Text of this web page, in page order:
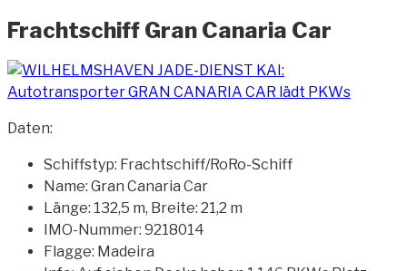
Frachtschiff Gran Canaria Car
Daten:
Schiffstyp: Frachtschiff/RoRo-Schiff
Name: Gran Canaria Car
Länge: 132,5 m, Breite: 21,2 m
IMO-Nummer: 9218014
Flagge: Madeira